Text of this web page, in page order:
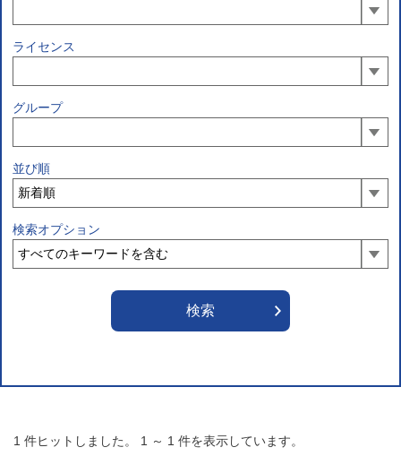
ライセンス
グループ
並び順
検索オプション
1 件ヒットしました。 1 ～ 1 件を表示しています。